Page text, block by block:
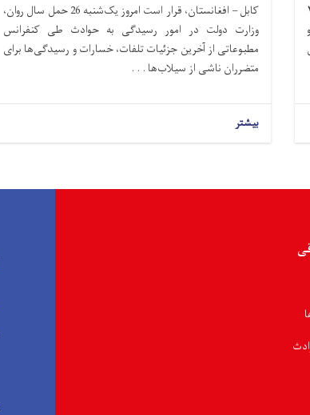
۲۶
کابل – افغانستان، قرار است امروز یک‌شنبه 26 حمل سال روان،
وزارت دولت در امور رسیدگی به حوادث طی کنفرانس
مطبوعاتی از آخرین جزئیات تلفات، خسارات و رسیدگی‌ها برای
متضرران ناشی از سیلاب‌ها . . .
بیشتر